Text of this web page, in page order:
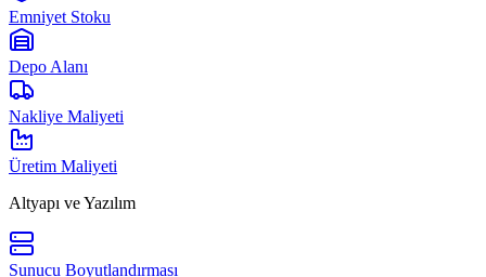
Emniyet Stoku
Depo Alanı
Nakliye Maliyeti
Üretim Maliyeti
Altyapı ve Yazılım
Sunucu Boyutlandırması